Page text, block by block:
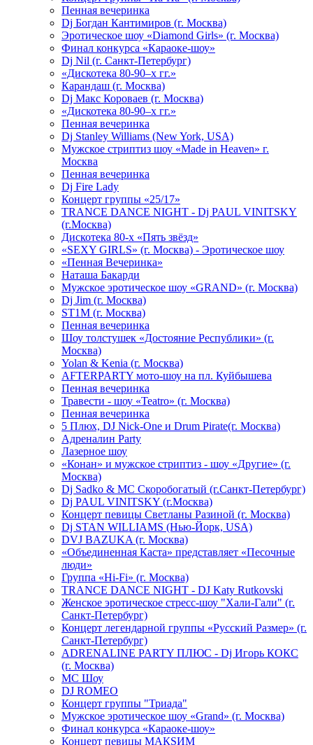
Пенная вечеринка
Dj Богдан Кантимиров (г. Москва)
Эротическое шоу «Diamond Girls» (г. Москва)
Финал конкурса «Караоке-шоу»
Dj Nil (г. Санкт-Петербург)
«Дискотека 80-90–х гг.»
Карандаш (г. Москва)
Dj Макс Короваев (г. Москва)
«Дискотека 80-90–х гг.»
Пенная вечеринка
Dj Stanley Williams (New York, USA)
Мужское стриптиз шоу «Made in Heaven» г.
Москва
Пенная вечеринка
Dj Fire Lady
Концерт группы «25/17»
TRANCE DANCE NIGHT - Dj PAUL VINITSKY
(г.Москва)
Дискотека 80-х «Пять звёзд»
«SEXY GIRLS» (г. Москва) - Эротическое шоу
«Пенная Вечеринка»
Hаташа Бакарди
Мужское эротическое шоу «GRAND» (г. Москва)
Dj Jim (г. Москва)
ST1M (г. Москва)
Пенная вечеринка
Шоу толстушек «Достояние Республики» (г.
Москва)
Yolan & Kenia (г. Москва)
AFTERPARTY мото-шоу на пл. Куйбышева
Пенная вечеринка
Травести - шоу «Teatro» (г. Москва)
Пенная вечеринка
5 Плюх, DJ Nick-One и Drum Pirate(г. Москва)
Адреналин Party
Лазерное шоу
«Конан» и мужское стриптиз - шоу «Другие» (г.
Москва)
Dj Sadko & МС Скоробогатый (г.Санкт-Петербург)
Dj PAUL VINITSKY (г.Москва)
Концерт певицы Светланы Разиной (г. Москва)
Dj STAN WILLIAMS (Нью-Йорк, USA)
DVJ BAZUKA (г. Москва)
«Объединенная Каста» представляет «Песочные
люди»
Группа «Hi-Fi» (г. Москва)
TRANCE DANCE NIGHT - DJ Katy Rutkovski
Женское эротическое стресс-шоу "Хали-Гали" (г.
Санкт-Петербург)
Концерт легендарной группы «Русский Размер» (г.
Санкт-Петербург)
ADRENALINE PARTY ПЛЮС - Dj Игорь КОКС
(г. Москва)
MC Шоу
DJ ROMEO
Концерт группы "Триада"
Мужское эротическое шоу «Grand» (г. Москва)
Финал конкурса «Караоке-шоу»
Концерт певицы МАКSИМ